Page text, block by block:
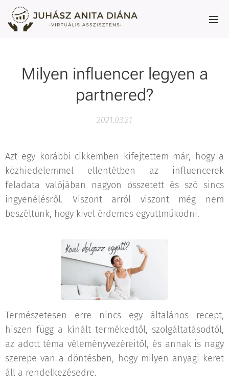
Milyen influencer legyen a
partnered?
2021.03.21
Azt egy korábbi cikkemben kifejtettem már, hogy a
közhiedelemmel ellentétben az influencerek
feladata valójában nagyon összetett és szó sincs
ingyenélésről. Viszont arról viszont még nem
beszéltünk, hogy kivel érdemes együttműködni.
Természetesen erre nincs egy általános recept,
hiszen függ a kínált termékedtől, szolgáltatásodtól,
az adott téma véleményvezéreitől, és annak is nagy
szerepe van a döntésben, hogy milyen anyagi keret
áll a rendelkezésedre.